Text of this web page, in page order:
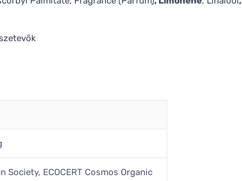
Society, ECOCERT Cosmos Organic